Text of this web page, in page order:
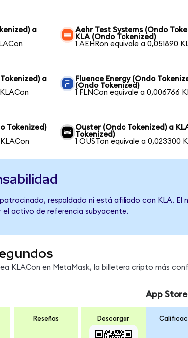
a
Aehr Test Systems (Ondo
KLA (Ondo Tokenized)
1 AEHRon equivale a 0,051890
a
Fluence Energy (Ondo
(Ondo Tokenized)
1 FLNCon equivale a 0,006766
Tokenized)
Ouster (Ondo Tokenized) a
Tokenized)
1 OUSTon equivale a 0,023300
respaldado ni está afiliado con KLA. El
el activo de referencia subyacente.
KLACon en MetaMask, la billetera cripto más
Reseñas Descargar
App Store